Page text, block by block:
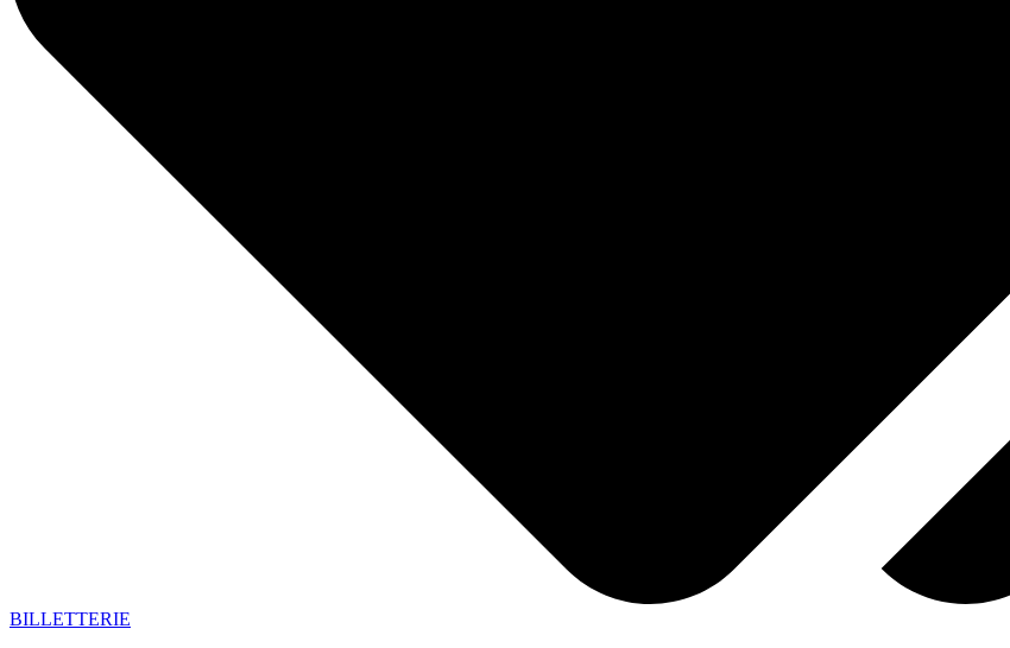
BILLETTERIE